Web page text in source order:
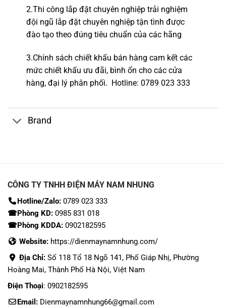
2.Thi công lắp đặt chuyên nghiệptrải nghiệm
đội ngũ lắp đặt chuyên nghiệp tận tình được
đào tạo theo đúng tiêu chuẩn của các hãng
3.Chính sách chiết khấu bán hàng cam kết các
mức chiết khấu ưu đãi, bình ổn cho các cửa
hàng, đại lý phân phối. Hotline: 0789 023 333
Brand
CÔNG TY TNHH ĐIỆN MÁY NAM NHUNG
Hotline/Zalo:0789 023 333
☎Phòng KD: 0985 831 018
☎Phòng KDDA: 0902182595
Website: https://dienmaynamnhung.com/
Địa Chỉ: Số 118 Tổ 18 Ngõ 141, Phố Giáp Nhị, Phường
Hoàng Mai, Thành Phố Hà Nội, Việt Nam
Điện Thoại: 0902182595
Email: Dienmaynamnhung66@gmail.com